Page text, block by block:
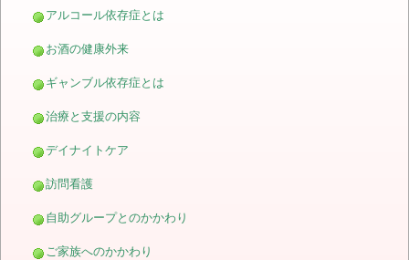
アルコール依存症とは
お酒の健康外来
ギャンブル依存症とは
治療と支援の内容
デイナイトケア
訪問看護
自助グループとのかかわり
ご家族へのかかわり